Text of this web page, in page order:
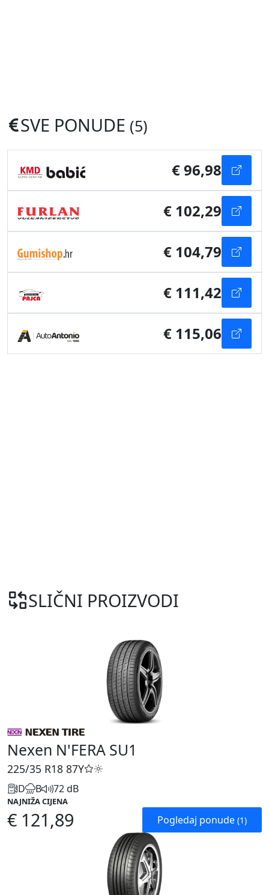
SVE PONUDE (5)
€ 96,98
€ 102,29
€ 104,79
€ 111,42
€ 115,06
SLIČNI PROIZVODI
Nexen N'FERA SU1
225/35 R18 87Y
D B 72 dB
NAJNIŽA CIJENA
€ 121,89 Pogledaj ponude (1)